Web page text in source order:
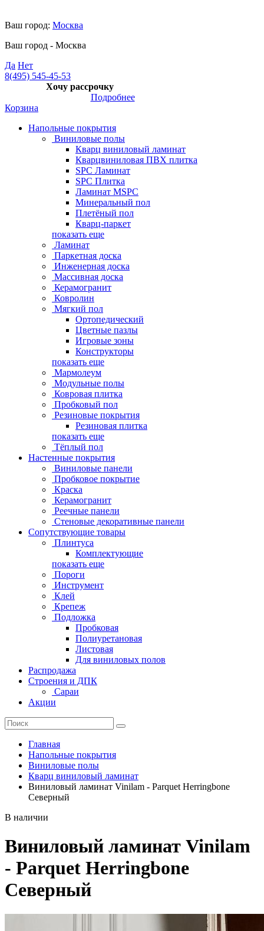
Ваш город: Москва
Ваш город - Москва
Да Нет
8(495) 545-45-53
Хочу рассрочку
Подробнее
Корзина
Напольные покрытия
Виниловые полы
Кварц виниловый ламинат
Кварцвиниловая ПВХ плитка
SPC Ламинат
SPC Плитка
Ламинат MSPC
Минеральный пол
Плетёный пол
Кварц-паркет
показать еще
Ламинат
Паркетная доска
Инженерная доска
Массивная доска
Керамогранит
Ковролин
Мягкий пол
Ортопедический
Цветные пазлы
Игровые зоны
Конструкторы
показать еще
Мармолеум
Модульные полы
Ковровая плитка
Пробковый пол
Резиновые покрытия
Резиновая плитка
показать еще
Тёплый пол
Настенные покрытия
Виниловые панели
Пробковое покрытие
Краска
Керамогранит
Реечные панели
Стеновые декоративные панели
Сопутствующие товары
Плинтуса
Комплектующие
показать еще
Пороги
Инструмент
Клей
Крепеж
Подложка
Пробковая
Полиуретановая
Листовая
Для виниловых полов
Распродажа
Строения и ДПК
Сараи
Акции
Главная
Напольные покрытия
Виниловые полы
Кварц виниловый ламинат
Виниловый ламинат Vinilam - Parquet Herringbone
Северный
В наличии
Виниловый ламинат Vinilam
- Parquet Herringbone
Северный